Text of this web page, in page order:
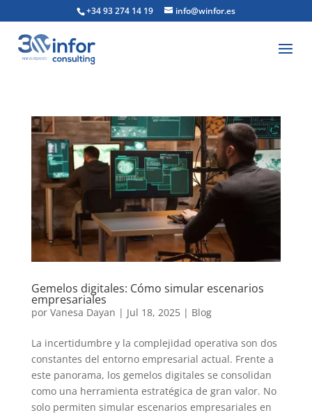
+34 93 274 14 19 info@winfor.es
Gemelos digitales: Cómo simular escenarios
empresariales
por Vanesa Dayan | Jul 18, 2025| Blog
La incertidumbre y la complejidad operativa son dos
constantes del entorno empresarial actual. Frente a
este panorama, los gemelos digitales se consolidan
como una herramienta estratégica de gran valor. No
solo permiten simular escenarios empresariales en